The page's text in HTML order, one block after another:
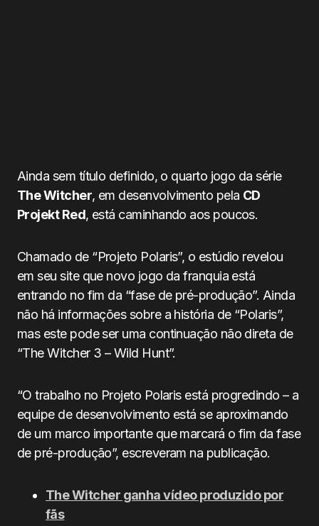
Ainda sem título definido, o quarto jogo da série
The Witcher, em desenvolvimento pela CD
Projekt Red, está caminhando aos poucos.
Chamado de “Projeto Polaris”, o estúdio revelou
em seu site que novo jogo da franquia está
entrando no fim da “fase de pré-produção”. Ainda
não há informações sobre a história de “Polaris”,
mas este pode ser uma continuação não direta de
“The Witcher 3 – Wild Hunt”.
“O trabalho no Projeto Polaris está progredindo – a
equipe de desenvolvimento está se aproximando
de um marco importante que marcará o fim da fase
de pré-produção”, escreveram na publicação.
The Witcher ganha vídeo produzido por
fãs